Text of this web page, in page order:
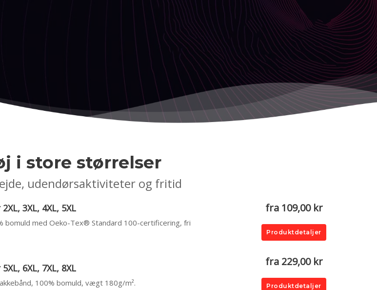
i store størrelser
udendørsaktiviteter og fritid
3XL, 4XL, 5XL
bomuld med Oeko-Tex® Standard 100-certificering, fri
fra 109,00 kr
Produktdetaljer
6XL, 7XL, 8XL
100% bomuld, vægt 180g/m².
fra 229,00 kr
Produktdetaljer